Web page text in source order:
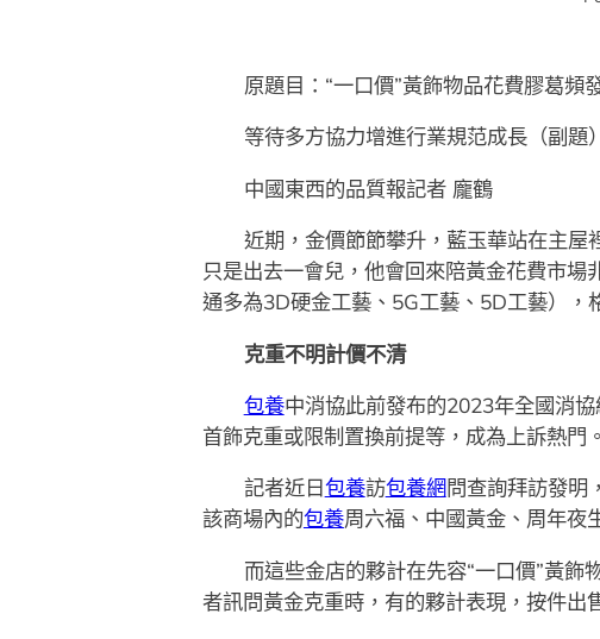
原題目：“一口價”黃飾物品花費膠葛頻
等待多方協力增進行業規范成長（副題）
中國東西的品質報記者 龐鶴
近期，金價節節攀升，藍玉華站在主屋
只是出去一會兒，他會回來陪黃金花費市場
通多為3D硬金工藝、5G工藝、5D工藝），
克重不明計價不清
包養中消協此前發布的2023年全國消
首飾克重或限制置換前提等，成為上訴熱門。
記者近日包養訪包養網問查詢拜訪發明
該商場內的包養周六福、中國黃金、周年夜
而這些金店的夥計在先容“一口價”黃
者訊問黃金克重時，有的夥計表現，按件出